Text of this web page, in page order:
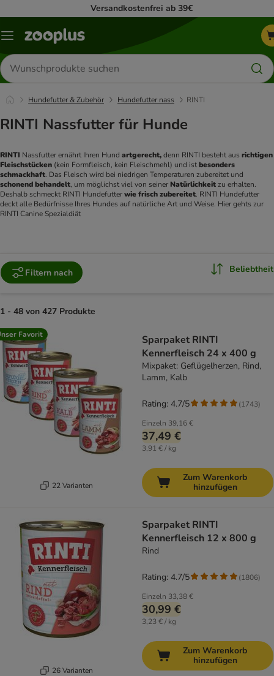
Versandkostenfrei ab 39€
Menü
Produkte
suchen
Hundefutter & Zubehör Hundefutter nass RINTI
RINTI Nassfutter für Hunde
RINTI Nassfutter ernährt Ihren Hund artgerecht, denn RINTI besteht aus richtigen
Fleischstücken (kein Formfleisch, kein Fleischmehl) und ist besonders
schmackhaft
schonend behandelt, um möglichst viel von seiner Natürlichkeit zu erhalten.
Deshalb schmeckt RINTI Hundefutter wie frisch zubereitet. RINTI Hundefutter
deckt alle Bedürfnisse Ihres Hundes auf natürliche Art und Weise. Hier gehts zur
RINTI Canine Spezialdiät
Filtern nach Beliebtheit
1 - 48 von 427 Produkte
product items have been changed
Favorit
22 Varianten
Sparpaket RINTI
Kennerfleisch 24 x 400 g
Mixpaket: Geflügelherzen, Rind,
Lamm, Kalb
Einzeln 39,16 €
37,49 €
3,91 € / kg
Rating: 4.7/5 (1743)
Zum Warenkorb
hinzufügen
26 Varianten
Sparpaket RINTI
Kennerfleisch 12 x 800 g
Rind
Einzeln 33,38 €
30,99 €
3,23 € / kg
Rating: 4.7/5 (1806)
Zum Warenkorb
hinzufügen